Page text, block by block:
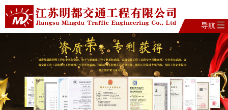
导航